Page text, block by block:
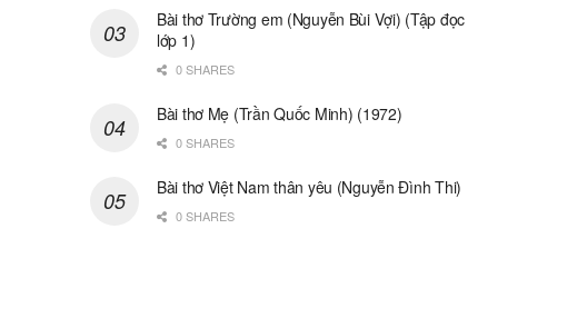
Bài thơ Trường em (Nguyễn Bùi Vợi) (Tập đọc
lớp 1)
0 SHARES
Bài thơ Mẹ (Trần Quốc Minh) (1972)
0 SHARES
Bài thơ Việt Nam thân yêu (Nguyễn Đình Thi)
0 SHARES